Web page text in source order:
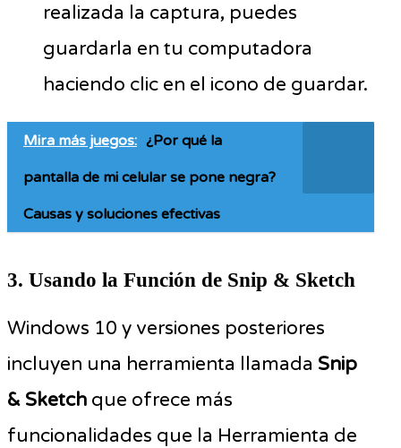
realizada la captura, puedes
guardarla en tu computadora
haciendo clic en el icono de guardar.
Mira más juegos: ¿Por qué la
pantalla de mi celular se pone negra?
Causas y soluciones efectivas
3. Usando la Función de Snip & Sketch
Windows 10 y versiones posteriores
incluyen una herramienta llamada Snip
& Sketch que ofrece más
funcionalidades que la Herramienta de